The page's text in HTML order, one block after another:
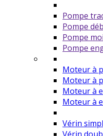
Pompe
Pompe
Pompe
Pompe
Moteur à
Moteur à
Moteur à
Moteur à
Vérin